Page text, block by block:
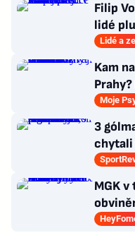
Filip
lidé
věci
Lidé a
Kam
Moje
3
chytali
MGK
a